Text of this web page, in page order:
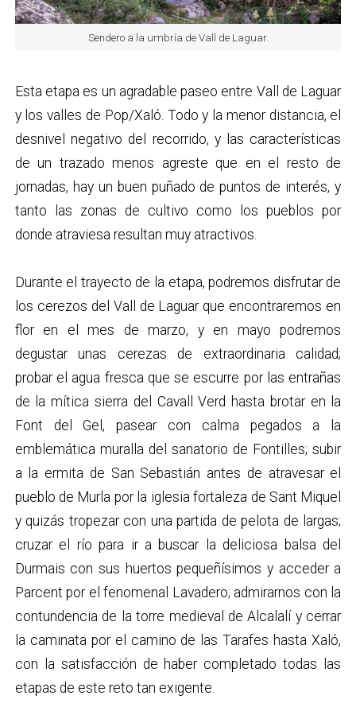
Sendero a la umbría de Vall de Laguar.
Esta etapa es un agradable paseo entre Vall de Laguar
y los valles de Pop/Xaló. Todo y la menor distancia, el
desnivel negativo del recorrido, y las características
de un trazado menos agreste que en el resto de
jornadas, hay un buen puñado de puntos de interés, y
tanto las zonas de cultivo como los pueblos por
donde atraviesa resultan muy atractivos.
Durante el trayecto de la etapa, podremos disfrutar de
los cerezos del Vall de Laguar que encontraremos en
flor en el mes de marzo, y en mayo podremos
degustar unas cerezas de extraordinaria calidad;
probar el agua fresca que se escurre por las entrañas
de la mítica sierra del Cavall Verd hasta brotar en la
Font del Gel, pasear con calma pegados a la
emblemática muralla del sanatorio de Fontilles; subir
a la ermita de San Sebastián antes de atravesar el
pueblo de Murla por la iglesia fortaleza de Sant Miquel
y quizás tropezar con una partida de pelota de largas;
cruzar el río para ir a buscar la deliciosa balsa del
Durmais con sus huertos pequeñísimos y acceder a
Parcent por el fenomenal Lavadero; admirarnos con la
contundencia de la torre medieval de Alcalalí y cerrar
la caminata por el camino de las Tarafes hasta Xaló,
con la satisfacción de haber completado todas las
etapas de este reto tan exigente.